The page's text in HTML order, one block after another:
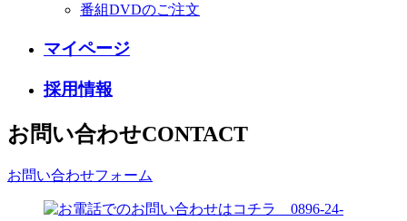
番組DVDのご注文
マイページ
採用情報
お問い合わせCONTACT
お問い合わせフォーム